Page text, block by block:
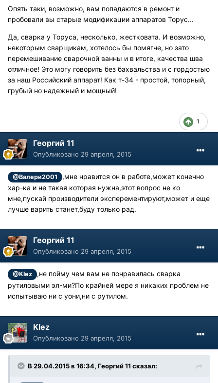
Опять таки, возможно, вам попадаются в ремонт и
пробовали вы старые модификации аппаратов Торус...
Да, сварка у Торуса, несколько, жестковата. И возможно,
некоторым сварщикам, хотелось бы помягче, но зато
перемешивание сварочной ванны и в итоге, качества шва
отличное! Это могу говорить без бахвальства и с гордостью
за наш Российский аппарат! Как т-34 - простой, топорный,
грубый но надежный и мощный!
1
Георгий 11
Опубликовано 29 апреля, 2015
@Валери2001
,мне нравится он в работе,может конечно
хар-ка и не такая которая нужна,этот вопрос не ко
мне,пускай производители эксперементируют,может и еще
лучше варить станет,буду только рад.
Георгий 11
Опубликовано 29 апреля, 2015
@Klez
,не пойму чем вам не понравилась сварка
рутиловыми эл-ми?По крайней мере я никаких проблем не
испытываю ни с уони,ни с рутилом.
Klez
Опубликовано 29 апреля, 2015
В 29.04.2015 в 16:34, Георгий 11 сказал: